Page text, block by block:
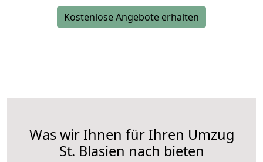
Kostenlose Angebote erhalten
Was wir Ihnen für Ihren Umzug
St. Blasien nach bieten